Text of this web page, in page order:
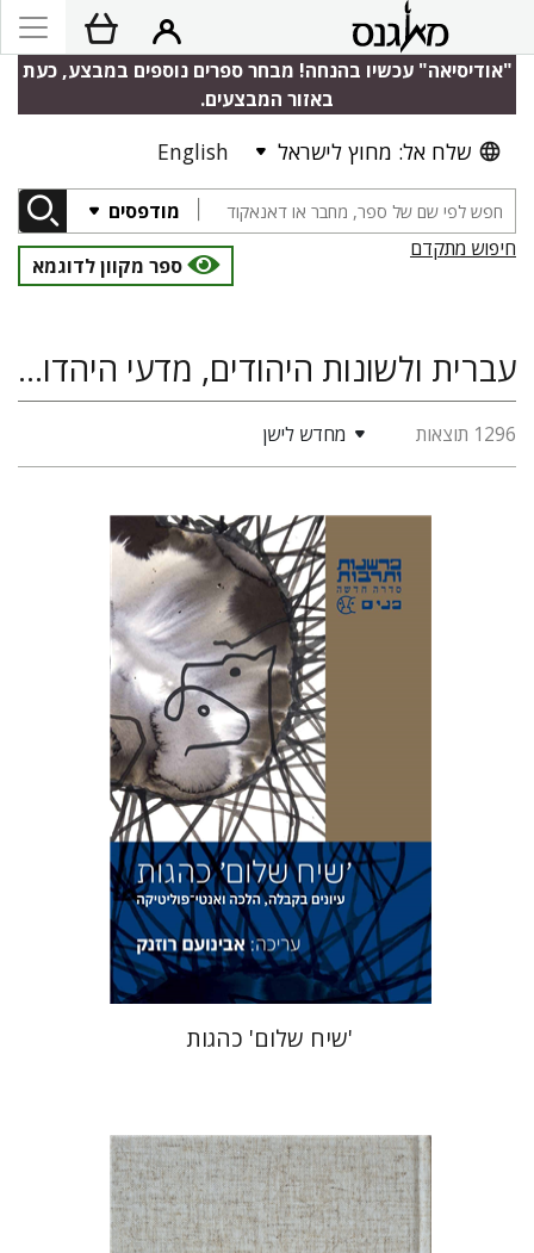
"אודיסיאה" עכשיו בהנחה! מבחר ספרים נוספים במבצע, כעת
באזור המבצעים.
שלח אל: מחוץ לישראל English
מודפסים
חיפוש מתקדם
ספר מקוון לדוגמא
עברית ולשונות היהודים, מדעי היהדות, פילוסופיה ומחשבה יהודית, דתות
1296 תוצאות מחדש לישן
אבינועם רוזנק
הנחת אתר ספר מודפס
$46
$41
'שיח שלום' כהגות
ענת רייזל נקר